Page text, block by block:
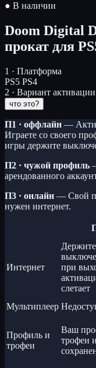
● В наличии
Doom Digital
прокат для
1 · Платформа
PS5 PS4
2 · Вариант активации
что это?
П1 · оффлайн —
Играете со своего
игры держите
П2 · чужой профиль
арендованного
П3 · онлайн — Свой
нужен интернет.
Интернет
Держите
при
слетает
Мультиплеер
Профиль и
трофеи
Ваш
трофеи и